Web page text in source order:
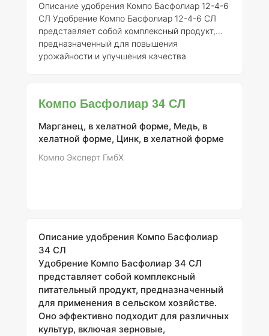
Описание удобрения Компо Басфолиар 12-4-6
СЛ
представляет собой комплексный продукт,
предназначенный для повышения
урожайности и улучшения качества
12-4-6, что делает его эффективным для
технических, кормовых, овощных и плодово-
ягодных культурах.Применение удобрения
Компо Басфолиар 12-4-6 СЛ
Компо Басфолиар 34 СЛ
Марганец, в хелатной форме, Медь, в
хелатной форме, Цинк, в хелатной форме
Компо Эксперт ГмбХ
Описание удобрения Компо Басфолиар
34 СЛ
Удобрение Компо Басфолиар 34 СЛ
представляет собой комплексный
питательный продукт, предназначенный
для применения в сельском хозяйстве.
Оно эффективно подходит для различных
культур, включая зерновые,